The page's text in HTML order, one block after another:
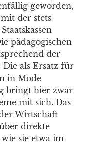
geworden,
der stets
pädagogischen
der
als Ersatz für
in Mode
bringt hier zwar
mit sich. Das
Wirtschaft
direkte
sie etwa im